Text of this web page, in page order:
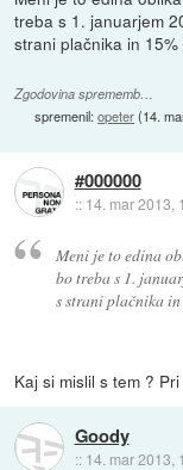
treba s 1. januarjem
strani plačnika in
Zgodovina sprememb…
spremenil:opeter(14.
#000000
:: 14. mar 2013,
Meni je to edina
bo treba s 1.
s strani plačnika in
Kaj si mislil s tem ?
Goody
:: 14. mar 2013,